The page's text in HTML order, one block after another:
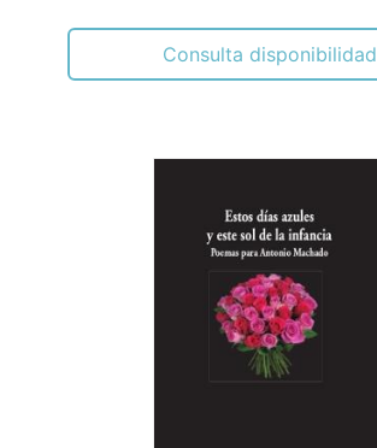
Consulta disponibilidad